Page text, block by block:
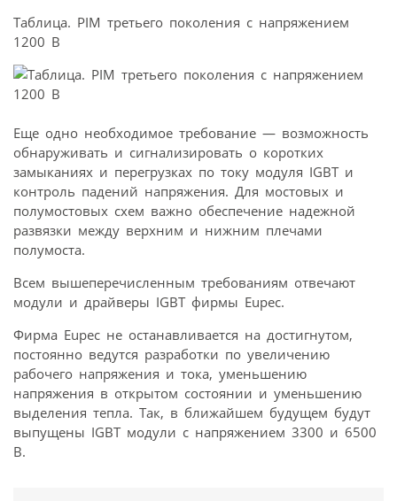
Таблица. PIM третьего поколения с напряжением
1200 В
Еще одно необходимое требование — возможность
обнаруживать и сигнализировать о коротких
замыканиях и перегрузках по току модуля IGBT и
контроль падений напряжения. Для мостовых и
полумостовых схем важно обеспечение надежной
развязки между верхним и нижним плечами
полумоста.
Всем вышеперечисленным требованиям отвечают
модули и драйверы IGBT фирмы Eupec.
Фирма Eupec не останавливается на достигнутом,
постоянно ведутся разработки по увеличению
рабочего напряжения и тока, уменьшению
напряжения в открытом состоянии и уменьшению
выделения тепла. Так, в ближайшем будущем будут
выпущены IGBT модули с напряжением 3300 и 6500
В.